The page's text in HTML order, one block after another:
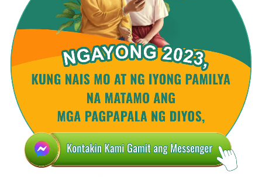
Mga salita ng Diyoslaging nagpapakita,
nagpapakita sa kalooban ng mga tamang tao.
Tayo'y tunay na pinagpala!
Kaharap ang Diyos bawat araw,
kausap Siya tungkol sa lahat ng bagay.
Hayaang magpasya sa lahat ang Diyos.